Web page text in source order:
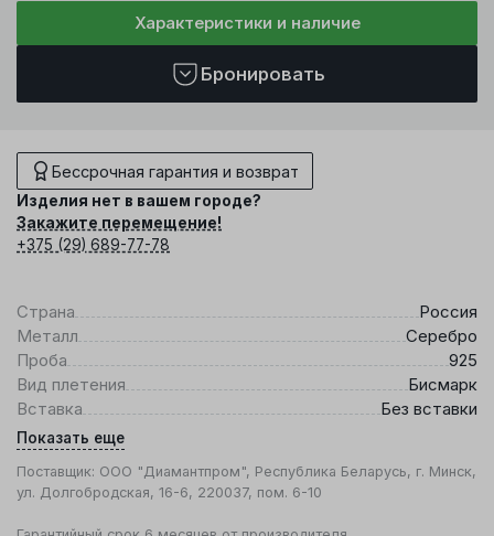
Характеристики и наличие
Бронировать
Бессрочная гарантия и возврат
Изделия нет в вашем городе?
Закажите перемещение!
+375 (29) 689-77-78
Страна
Россия
Металл
Серебро
Проба
925
Вид плетения
Бисмарк
Вставка
Без вставки
Показать еще
Поставщик: ООО "Диамантпром", Республика Беларусь, г. Минск,
ул. Долгобродская, 16-6, 220037, пом. 6-10